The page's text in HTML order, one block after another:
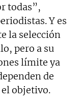
todas”,
Y es
la selección
pero a su
límite ya
de
objetivo.